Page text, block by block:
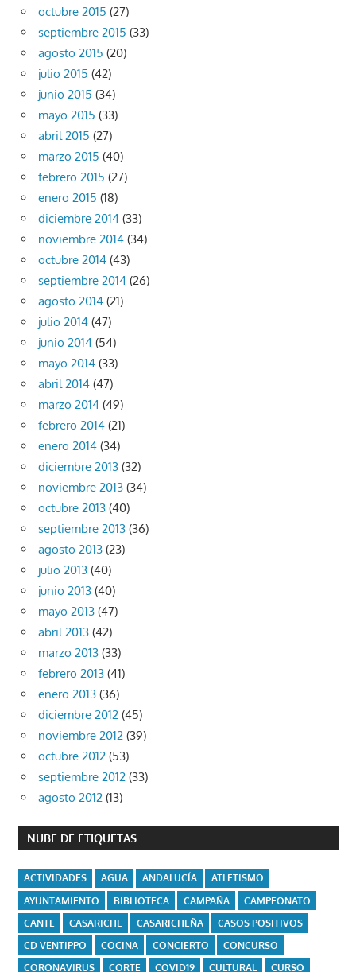
octubre 2015 (27)
septiembre 2015 (33)
agosto 2015 (20)
julio 2015 (42)
junio 2015 (34)
mayo 2015 (33)
abril 2015 (27)
marzo 2015 (40)
febrero 2015 (27)
enero 2015 (18)
diciembre 2014 (33)
noviembre 2014 (34)
octubre 2014 (43)
septiembre 2014 (26)
agosto 2014 (21)
julio 2014 (47)
junio 2014 (54)
mayo 2014 (33)
abril 2014 (47)
marzo 2014 (49)
febrero 2014 (21)
enero 2014 (34)
diciembre 2013 (32)
noviembre 2013 (34)
octubre 2013 (40)
septiembre 2013 (36)
agosto 2013 (23)
julio 2013 (40)
junio 2013 (40)
mayo 2013 (47)
abril 2013 (42)
marzo 2013 (33)
febrero 2013 (41)
enero 2013 (36)
diciembre 2012 (45)
noviembre 2012 (39)
octubre 2012 (53)
septiembre 2012 (33)
agosto 2012 (13)
NUBE DE ETIQUETAS
ACTIVIDADES AGUA ANDALUCÍA
ATLETISMO
AYUNTAMIENTO
BIBLIOTECA CAMPAÑA
CAMPEONATO
CANTE
CASARICHE CASARICHEÑA
CASOS POSITIVOS
CD VENTIPPO
COCINA CONCIERTO
CONCURSO
CORONAVIRUS
CORTE COVID19 CULTURAL CURSO